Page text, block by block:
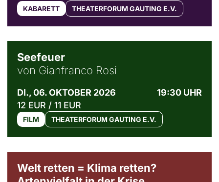
KABARETT THEATERFORUM GAUTING E.V.
Seefeuer
von Gianfranco Rosi
DI., 06. OKTOBER 2026
19:30 UHR
12 EUR / 11 EUR
FILM THEATERFORUM GAUTING E.V.
Welt retten = Klima retten?